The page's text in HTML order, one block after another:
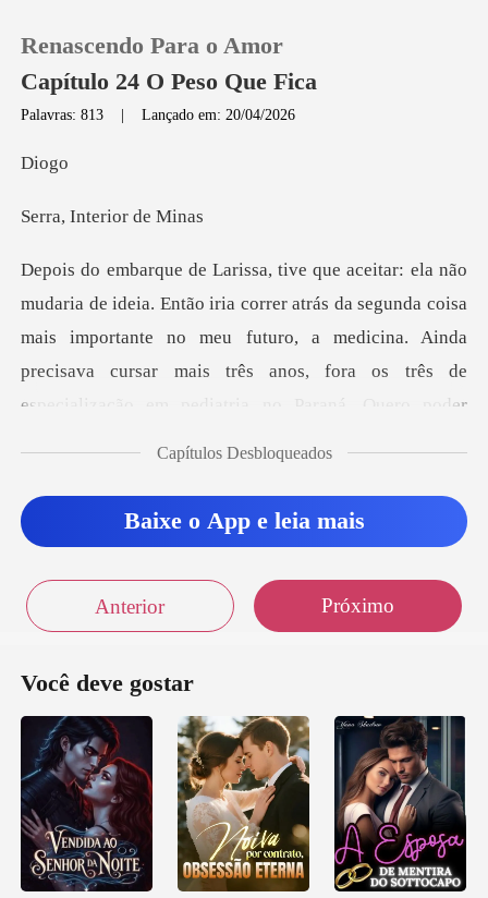
Loja
Sair
Renascendo Para o Amor
Capítulo 24 O Peso Que Fica
Palavras: 813 |Lançado em: 20/04/2026
i
nterior
unda coisa
mais importante no meu futuro, a medicina. Ainda
precisava cursar mais três anos, fora os três
Capítulos Desbloqueados
Baixe o App e leia mais
Anterior Próximo
Você deve gostar